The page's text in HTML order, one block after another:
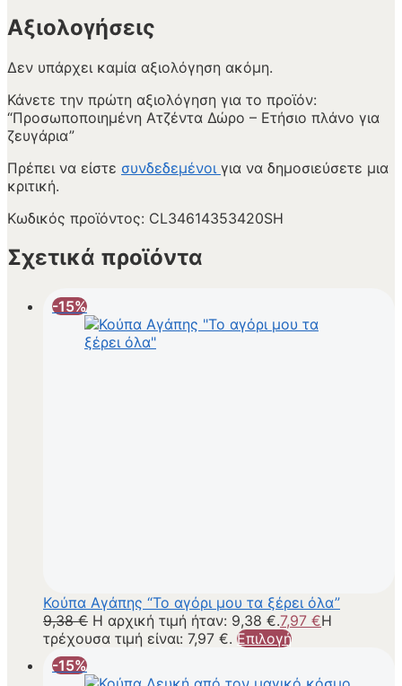
Αξιολογήσεις
Δεν υπάρχει καμία αξιολόγηση ακόμη.
Κάνετε την πρώτη αξιολόγηση για το προϊόν:
“Προσωποποιημένη Ατζέντα Δώρο – Ετήσιο πλάνο για
ζευγάρια”
Πρέπει να είστε συνδεδεμένοι για να δημοσιεύσετε μια
κριτική.
Κωδικός προϊόντος: CL34614353420SH
Σχετικά προϊόντα
-15%
Κούπα Αγάπης “Το αγόρι μου τα ξέρει όλα”
9,38€ Η αρχική τιμή ήταν: 9,38 €.7,97 €Η
τρέχουσα τιμή είναι: 7,97 €. Επιλογή
-15%